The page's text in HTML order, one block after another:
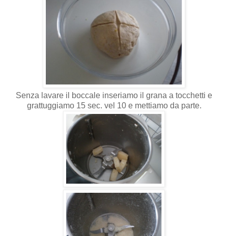
Senza lavare il boccale inseriamo il grana a tocchetti e
grattuggiamo 15 sec. vel 10 e mettiamo da parte.